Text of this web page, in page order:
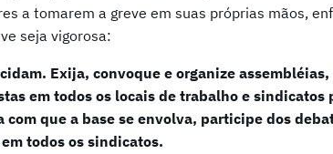
a tomarem a greve em suas próprias mãos,
seja vigorosa:
Exija, convoque e organize
em todos os locais de trabalho e sindicatos
com que a base se envolva, participe dos
todos os sindicatos.